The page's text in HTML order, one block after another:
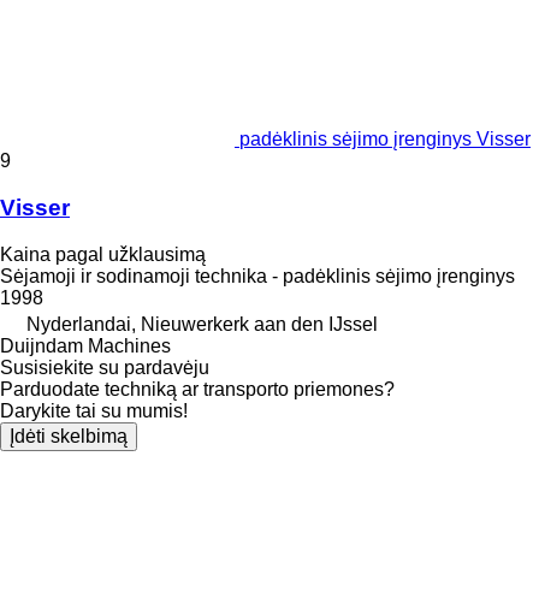
padėklinis sėjimo įrenginys Visser
9
Visser
Kaina pagal užklausimą
Sėjamoji ir sodinamoji technika - padėklinis sėjimo įrenginys
1998
Nyderlandai, Nieuwerkerk aan den IJssel
Duijndam Machines
Susisiekite su pardavėju
Parduodate techniką ar transporto priemones?
Darykite tai su mumis!
Įdėti skelbimą